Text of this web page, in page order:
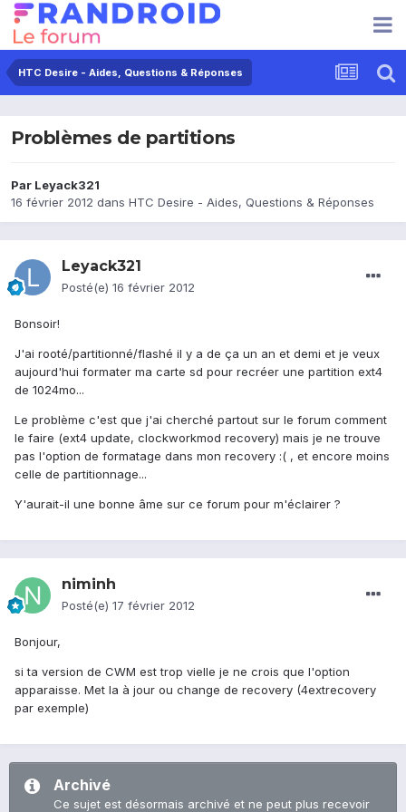
HTC Desire - Aides, Questions & Réponses
Problèmes de partitions
Par Leyack321
16 février 2012 dans HTC Desire - Aides, Questions & Réponses
Leyack321
Posté(e) 16 février 2012
Bonsoir!
J'ai rooté/partitionné/flashé il y a de ça un an et demi et je veux
aujourd'hui formater ma carte sd pour recréer une partition ext4
de 1024mo...
Le problème c'est que j'ai cherché partout sur le forum comment
le faire (ext4 update, clockworkmod recovery) mais je ne trouve
pas l'option de formatage dans mon recovery :( , et encore moins
celle de partitionnage...
Y'aurait-il une bonne âme sur ce forum pour m'éclairer ?
niminh
Posté(e) 17 février 2012
Bonjour,
si ta version de CWM est trop vielle je ne crois que l'option
apparaisse. Met la à jour ou change de recovery (4extrecovery
par exemple)
Archivé
Ce sujet est désormais archivé et ne peut plus recevoir